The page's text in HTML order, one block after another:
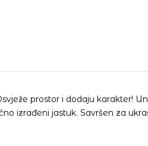
prostor i dodaju karakter!
izrađeni jastuk. Savršen za